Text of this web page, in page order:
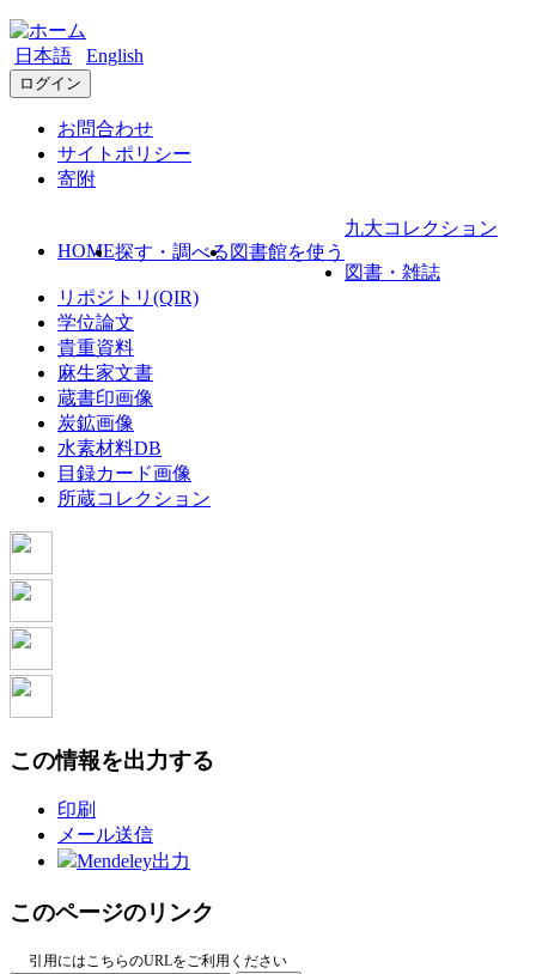
日本語 English
ログイン
お問合わせ
サイトポリシー
寄附
HOME探す・調べる 図書館を使う
九大コレクション
図書・雑誌
リポジトリ(QIR)
学位論文
貴重資料
麻生家文書
蔵書印画像
炭鉱画像
水素材料DB
目録カード画像
所蔵コレクション
この情報を出力する
印刷
メール送信
Mendeley出力
このページのリンク
引用にはこちらのURLをご利用ください